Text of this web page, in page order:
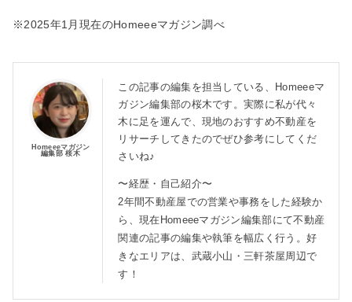
※2025年1月現在のHomeeeマガジン調べ
Homeeeマガジン
編集部 桜木
この記事の編集を担当している、Homeeeマ
ガジン編集部の桜木です。実際に私が代々
木に足を運んで、現地のおすすめ不動産を
リサーチしてきたのでぜひ参考にしてくだ
さいね♪
〜経歴・自己紹介〜
2年間不動産屋での営業や事務をした経験か
ら、現在Homeeeマガジン編集部にて不動産
関連の記事の編集や執筆を幅広く行う。好
きなエリアは、武蔵小山・三軒茶屋周辺で
す！